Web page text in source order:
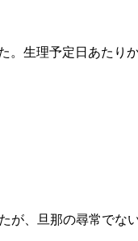
生理予定日あたり
、旦那の尋常でな